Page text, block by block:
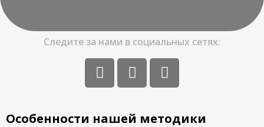
Следите за нами в социальных сетях:
Особенности нашей методики